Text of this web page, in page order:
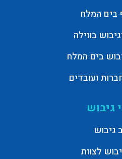
בים המלח
בווילה
בים המלח
ועובדים
גיבוש
גיבוש
לצוות